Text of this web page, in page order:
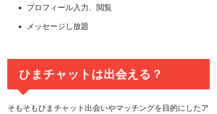
プロフィール入力、閲覧
メッセージし放題
ひまチャットは出会える？
そもそもひまチャット出会いやマッチングを目的にしたア